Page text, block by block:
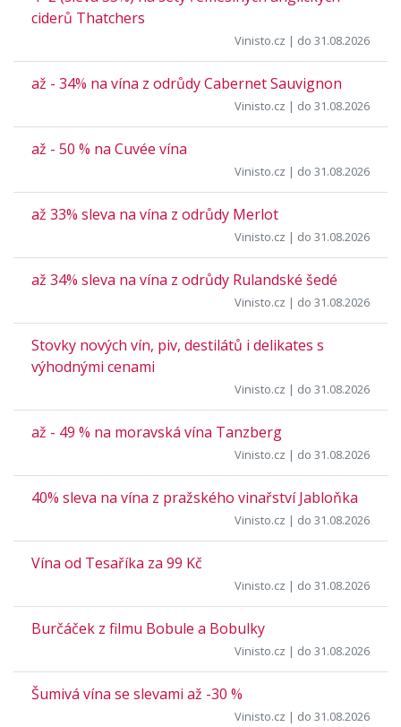
ciderů Thatchers
Vinisto.cz | do 31.08.2026
až - 34% na vína z odrůdy Cabernet Sauvignon
Vinisto.cz | do 31.08.2026
až - 50 % na Cuvée vína
Vinisto.cz | do 31.08.2026
až 33% sleva na vína z odrůdy Merlot
Vinisto.cz | do 31.08.2026
až 34% sleva na vína z odrůdy Rulandské šedé
Vinisto.cz | do 31.08.2026
Stovky nových vín, piv, destilátů i delikates s
výhodnými cenami
Vinisto.cz | do 31.08.2026
až - 49 % na moravská vína Tanzberg
Vinisto.cz | do 31.08.2026
40% sleva na vína z pražského vinařství Jabloňka
Vinisto.cz | do 31.08.2026
Vína od Tesaříka za 99 Kč
Vinisto.cz | do 31.08.2026
Burčáček z filmu Bobule a Bobulky
Vinisto.cz | do 31.08.2026
Šumivá vína se slevami až -30 %
Vinisto.cz | do 31.08.2026